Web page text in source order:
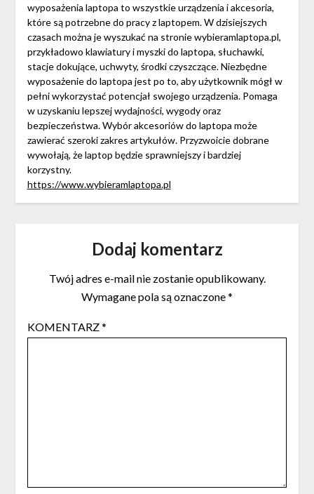
wyposażenia laptopa to wszystkie urządzenia i akcesoria,
które są potrzebne do pracy z laptopem. W dzisiejszych
czasach można je wyszukać na stronie wybieramlaptopa.pl,
przykładowo klawiatury i myszki do laptopa, słuchawki,
stacje dokujące, uchwyty, środki czyszczące. Niezbędne
wyposażenie do laptopa jest po to, aby użytkownik mógł w
pełni wykorzystać potencjał swojego urządzenia. Pomaga
w uzyskaniu lepszej wydajności, wygody oraz
bezpieczeństwa. Wybór akcesoriów do laptopa może
zawierać szeroki zakres artykułów. Przyzwoicie dobrane
wywołają, że laptop będzie sprawniejszy i bardziej
korzystny.
https://www.wybieramlaptopa.pl
Dodaj komentarz
Twój adres e-mail nie zostanie opublikowany.
Wymagane pola są oznaczone*
KOMENTARZ*